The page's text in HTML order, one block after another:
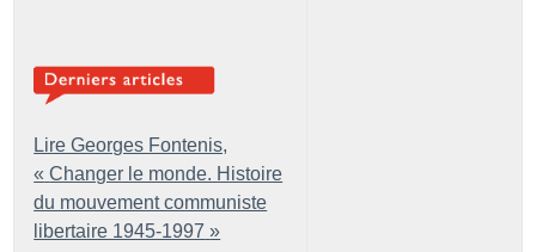
Lire Georges Fontenis,
« Changer le monde. Histoire
du mouvement communiste
libertaire 1945-1997 »